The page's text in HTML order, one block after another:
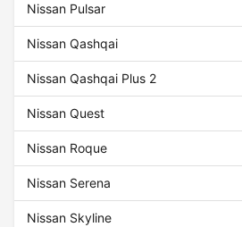
Nissan Pulsar
Nissan Qashqai
Nissan Qashqai Plus 2
Nissan Quest
Nissan Roque
Nissan Serena
Nissan Skyline